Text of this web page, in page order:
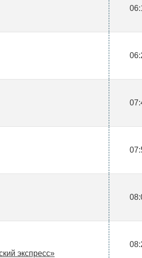
экспресс»